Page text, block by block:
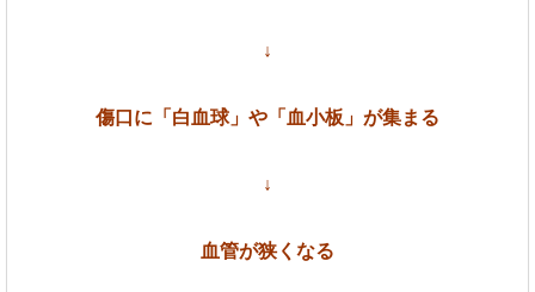
↓
傷口に「白血球」や「血小板」が集まる
↓
血管が狭くなる